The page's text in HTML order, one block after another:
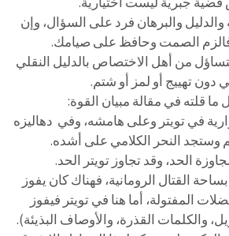
والبرهان فرد على السؤال، وإن
الصمت وحافظ على صيامك.
من أهل الاختصاص بالدليل النقلي
دون تهييج أو لمز أو شتم.
ما قلته في مقالة مبيان القوة:
في تويتر وعلى هامشه، وفي دهاليزه
النحر الكلامي على أشده.
الحد، وقد تجاوز تويتر الحد.
القتال الرومانية، فهناك كان يفوز
المفتولة، أما هنا في تويتر فيفوز
والكلمات القذرة، والأوصاف البذيئة).